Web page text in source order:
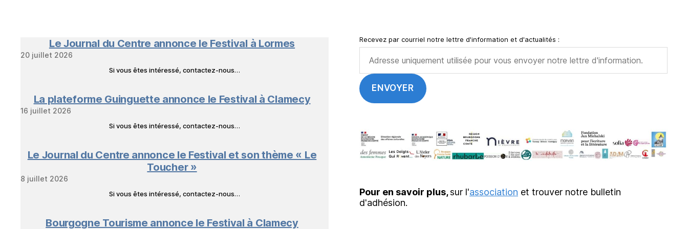
Le Journal du Centre annonce le Festival à Lormes
20 juillet 2026
Si vous êtes intéressé, contactez-nous…
La plateforme Guinguette annonce le Festival à Clamecy
16 juillet 2026
Si vous êtes intéressé, contactez-nous…
Le Journal du Centre annonce le Festival et son thème « Le
Toucher »
8 juillet 2026
Si vous êtes intéressé, contactez-nous…
Bourgogne Tourisme annonce le Festival à Clamecy
Recevez par courriel notre lettre d'information et d'actualités :
Pour en savoir plus,sur l'association et trouver notre bulletin
d'adhésion.